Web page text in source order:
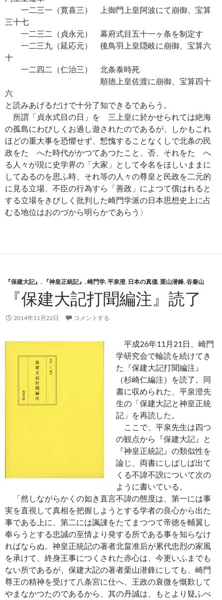
一二三一（寛喜三） 上御門上皇阿波にて崩御、宝算
三十七
一二三二（貞永元） 幕府式目五十一ヶ条を制定す
一二三九（延応元） 後鳥羽上皇隠岐に崩御、宝算六
十
一二四二（仁治三） 北条泰時死
順徳上皇佐渡に崩御、宝算四十
六
と読みあげるだけで十分了知できるであらう。
所謂「貞永式目の日」を 三上皇に於かせられては絶海
の孤島にわびしくお過し遊されたのであるが、しかもこれ
ほどの重大事を恐懼せず、慙愧することなくしで北条の民
政をたゝへた時代がかつてあつたこと、否、それをたゝへ
る人々が現に史学界の「大家」として令名をほしいままに
してゐるのを思ふ時、それ等の人々の尊皇と民政を二元的
に見る立場、不臣の行為すら「善政」によつて償はれると
する立場をきびしく批判した崎門学派の日本思想史上に占
むる地位はおのづから明らかであらう〉
『保建大記』 , 『神皇正統記』 ,崎門学,平泉澄, 日本の真価,栗山潜鋒,谷秦山
『保建大記打聞編注』読了
2014年11月22日 コメントする
平成26年11月21日、崎門
学研究会で輪読を続けてき
た『保建大記打聞編注』
（杉崎仁編注）を読了。同
書に収められた、平泉澄先
生の「保建大記と神皇正統
記」を再読した。
ここで、平泉先生は四つ
の観点から『保建大記』と
『神皇正統記』の類似性を
論じ、両書にしばしば出て
くる不諱不諛について次の
ように書いている。
「然しながらかくの如き直言不諱の態度は、第一には事
実を直視して真相を把握しようとする学者の良心から出た
事である上に、第二には諷諌をたてまつつて帝徳を輔翼し
奉らうとする忠誠の至情より発する所である事を知らなけ
ればならぬ。神皇正統記の著者北畠准后が累代忠烈の家風
を承けて、終身王事につくされた赤心は、今更いふまでも
ない所であるが、保建大記の著者栗山潜鋒にしても、崎門
尊王の精神を受けて八条宮に仕へ、王政の衰微を慨歎して
やまなかつたのであるから、其の丹誠は、もとより疑ふべ